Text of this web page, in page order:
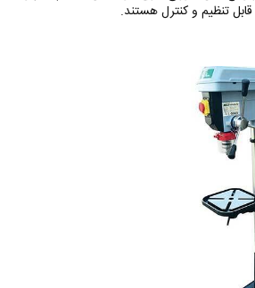
تنظیم و کنترل هستند.